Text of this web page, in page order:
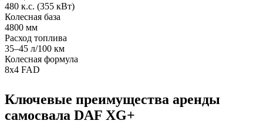
480 к.с. (355 кВт)
Колесная база
4800 мм
Расход топлива
35–45 л/100 км
Колесная формула
8x4 FAD
Ключевые преимущества аренды
самосвала DAF XG+